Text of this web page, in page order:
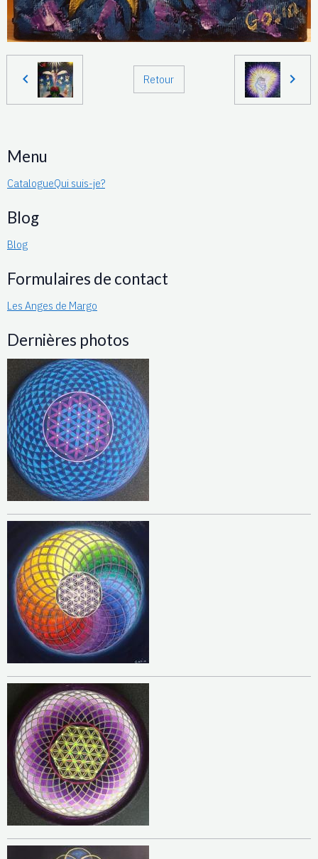
Retour
Menu
CatalogueQui suis-je?
Blog
Blog
Formulaires de contact
Les Anges de Margo
Dernières photos